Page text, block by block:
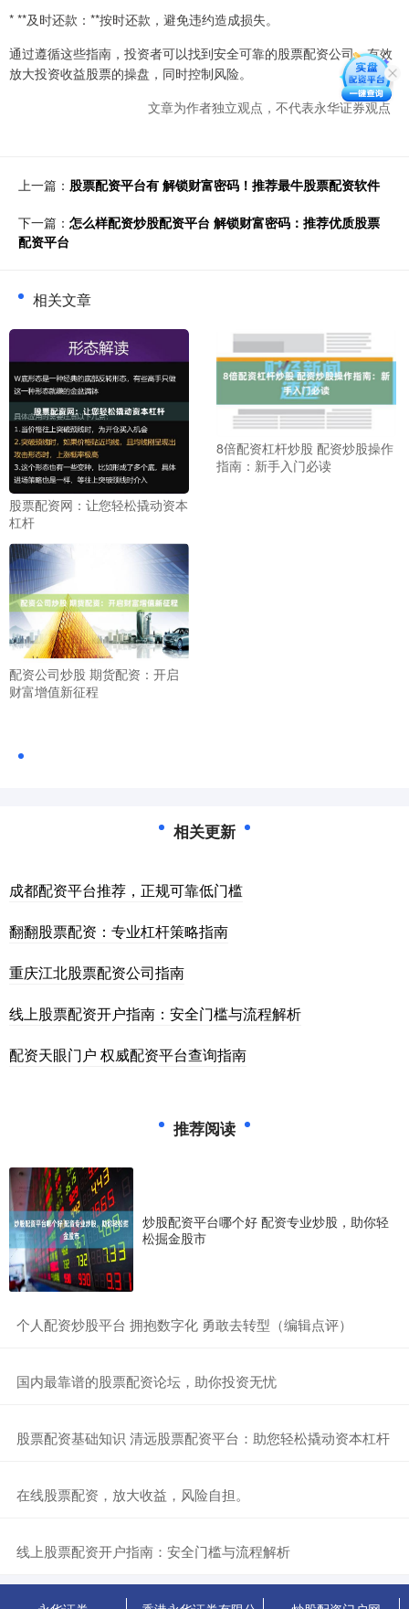
* **及时还款：**按时还款，避免违约造成损失。
通过遵循这些指南，投资者可以找到安全可靠的股票配资公司，有效
放大投资收益股票的操盘，同时控制风险。
文章为作者独立观点，不代表永华证券观点
上一篇： 股票配资平台有 解锁财富密码！推荐最牛股票配资软件
下一篇： 怎么样配资炒股配资平台 解锁财富密码：推荐优质股票
配资平台
相关文章
股票配资网：让您轻松撬动资本
杠杆
8倍配资杠杆炒股 配资炒股操作
指南：新手入门必读
配资公司炒股 期货配资：开启
财富增值新征程
相关更新
成都配资平台推荐，正规可靠低门槛
翻翻股票配资：专业杠杆策略指南
重庆江北股票配资公司指南
线上股票配资开户指南：安全门槛与流程解析
配资天眼门户 权威配资平台查询指南
推荐阅读
炒股配资平台哪个好 配资专业炒股，助你轻
松掘金股市
​个人配资炒股平台 拥抱数字化 勇敢去转型（编辑点评）
​国内最靠谱的股票配资论坛，助你投资无忧
​股票配资基础知识 清远股票配资平台：助您轻松撬动资本杠杆
​在线股票配资，放大收益，风险自担。
​线上股票配资开户指南：安全门槛与流程解析